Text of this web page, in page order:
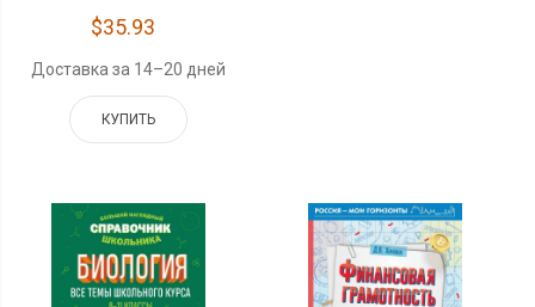
$35.93
Доставка за 14–20 дней
КУПИТЬ